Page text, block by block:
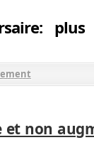
et non